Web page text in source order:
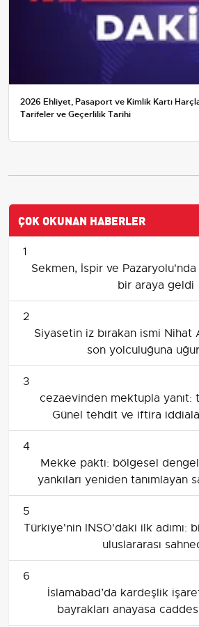
2026 Ehliyet, Pasaport ve Kimlik Kartı
Tarifeler ve Geçerlilik Tarihi
ÇOK OKUNAN HABERLER
1
Sekmen, İspir ve
bir araya geldi
2
Siyasetin iz bırakan ismi Nihat
son yolculuğuna
3
cezaevinden mektupla yanıt:
Günel tehdit ve iftira
4
Mekke paktı: bölgesel
yankıları yeniden tanımlayan
5
Türkiye'nin INSO'daki ilk adımı:
uluslararası
6
İslamabad’da kardeşlik
bayrakları anayasa